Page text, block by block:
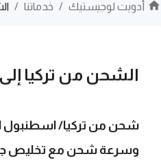
أدويت لوجيستيك / خدماتنا /
الشحن من تركيا إلى
شحن من تركيا/ اسطنبول
وسرعة شحن مع تخليص